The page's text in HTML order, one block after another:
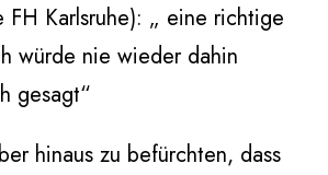
FH Karlsruhe): „ eine richtige
würde nie wieder dahin
gesagt“
hinaus zu befürchten, dass